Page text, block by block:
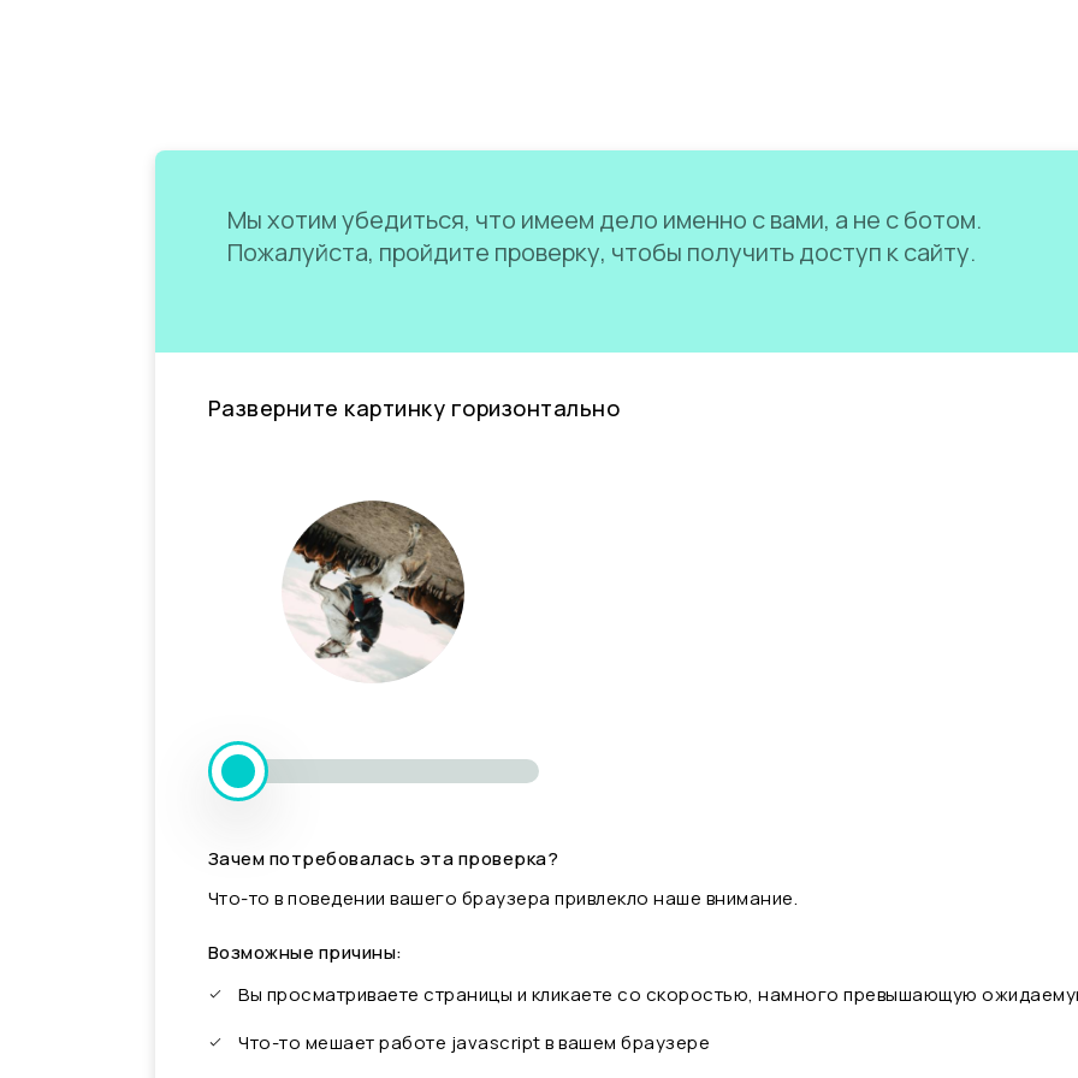
Мы хотим убедиться, что имеем дело именно с вами, а не с ботом.
Пожалуйста, пройдите проверку, чтобы получить доступ к сайту.
Разверните картинку горизонтально
Зачем потребовалась эта проверка?
Что-то в поведении вашего браузера привлекло наше внимание.
Возможные причины:
Вы просматриваете страницы и кликаете со скоростью, намного превышающую
Что-то мешает работе javascript в вашем браузере